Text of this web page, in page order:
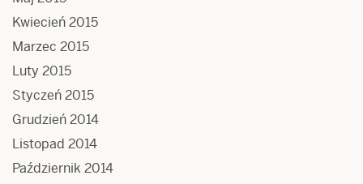
Kwiecień 2015
Marzec 2015
Luty 2015
Styczeń 2015
Grudzień 2014
Listopad 2014
Październik 2014